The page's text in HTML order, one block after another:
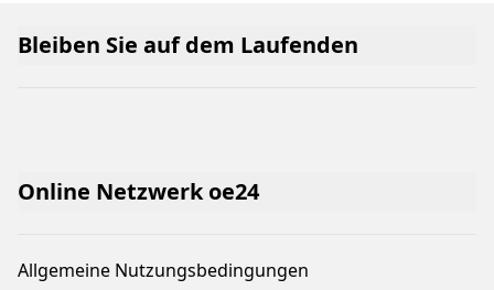
Online Netzwerk oe24
Allgemeine Nutzungsbedingungen
Bleiben Sie auf dem Laufenden